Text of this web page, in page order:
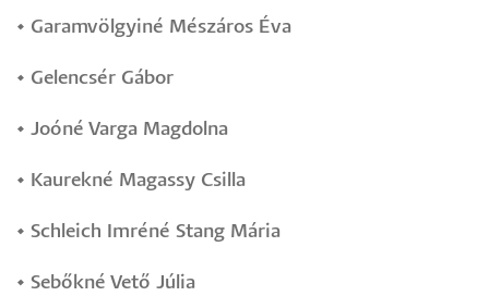
• Garamvölgyiné Mészáros Éva
• Gelencsér Gábor
• Joóné Varga Magdolna
• Kaurekné Magassy Csilla
• Schleich Imréné Stang Mária
• Sebőkné Vető Júlia